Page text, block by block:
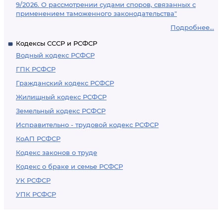
9/2026. О рассмотрении судами споров, связанных с
применением таможенного законодательства"
Подробнее...
Кодексы СССР и РСФСР
Водный кодекс РСФСР
ГПК РСФСР
Гражданский кодекс РСФСР
Жилищный кодекс РСФСР
Земельный кодекс РСФСР
Исправительно - трудовой кодекс РСФСР
КоАП РСФСР
Кодекс законов о труде
Кодекс о браке и семье РСФСР
УК РСФСР
УПК РСФСР